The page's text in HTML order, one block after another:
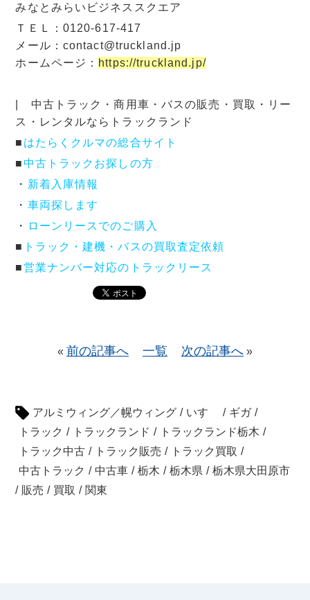
みなとみらいビジネススクエア
ＴＥＬ：0120-617-417
メール：contact@truckland.jp
ホームページ： https://truckland.jp/
| 中古トラック・商用車・バスの販売・買取・リー
ス・レンタルならトラックランド
■ はたらくクルマの総合サイト
■中古トラックお探しの方
・ 新着入庫情報
・ 車両探します
・
ローンリースでのご購入
■ トラック・建機・バスの買取査定依頼
■営業ナンバー対応のトラックリース
« 前の記事へ 一覧 次の記事へ »
アルミウィング／幌ウィング / いすゞ / ギガ /
トラック / トラックランド / トラックランド栃木 /
トラック中古 / トラック販売 / トラック買取 /
中古トラック / 中古車 / 栃木 / 栃木県 / 栃木県大田原市
/ 販売 / 買取 / 関東